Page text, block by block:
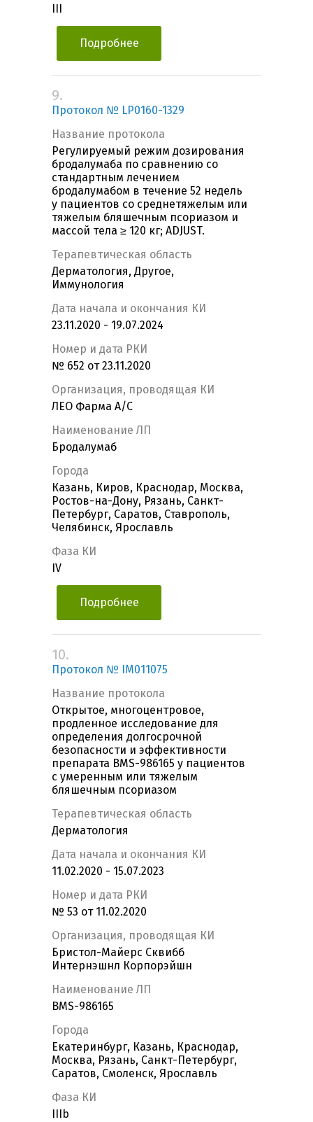
Подробнее
9.
Протокол № LP0160-1329
Название протокола
Регулируемый режим дозирования
бродалумаба по сравнению со
стандартным лечением
бродалумабом в течение 52 недель
у пациентов со среднетяжелым или
тяжелым бляшечным псориазом и
массой тела ≥ 120 кг; ADJUST.
Терапевтическая область
Дерматология, Другое,
Иммунология
Дата начала и окончания КИ
23.11.2020 - 19.07.2024
Номер и дата РКИ
№ 652 от 23.11.2020
Организация, проводящая КИ
ЛЕО Фарма А/С
Наименование ЛП
Бродалумаб
Города
Казань, Киров, Краснодар, Москва,
Ростов-на-Дону, Рязань, Санкт-
Петербург, Саратов, Ставрополь,
Челябинск, Ярославль
Фаза КИ
IV
Подробнее
10.
Протокол № IM011075
Название протокола
Открытое, многоцентровое,
продленное исследование для
определения долгосрочной
безопасности и эффективности
препарата BMS-986165 у пациентов
с умеренным или тяжелым
бляшечным псориазом
Терапевтическая область
Дерматология
Дата начала и окончания КИ
11.02.2020 - 15.07.2023
Номер и дата РКИ
№ 53 от 11.02.2020
Организация, проводящая КИ
Бристол-Майерс Сквибб
Интернэшнл Корпорэйшн
Наименование ЛП
BMS-986165
Города
Екатеринбург, Казань, Краснодар,
Москва, Рязань, Санкт-Петербург,
Саратов, Смоленск, Ярославль
Фаза КИ
IIIb